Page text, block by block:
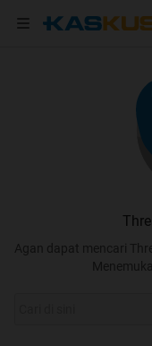
Agan dapat mencari